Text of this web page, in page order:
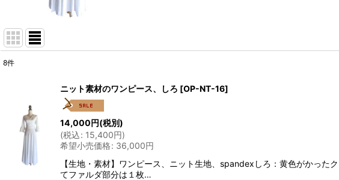
並び順
8件
ニット素材のワンピース、しろ [OP-NT-16]
14,000円(税別)
(税込: 15,400円)
希望小売価格: 36,000円
【生地・素材】ワンピース、ニット生地、spandexしろ：黄色がかっ
てファルダ部分は１枚…